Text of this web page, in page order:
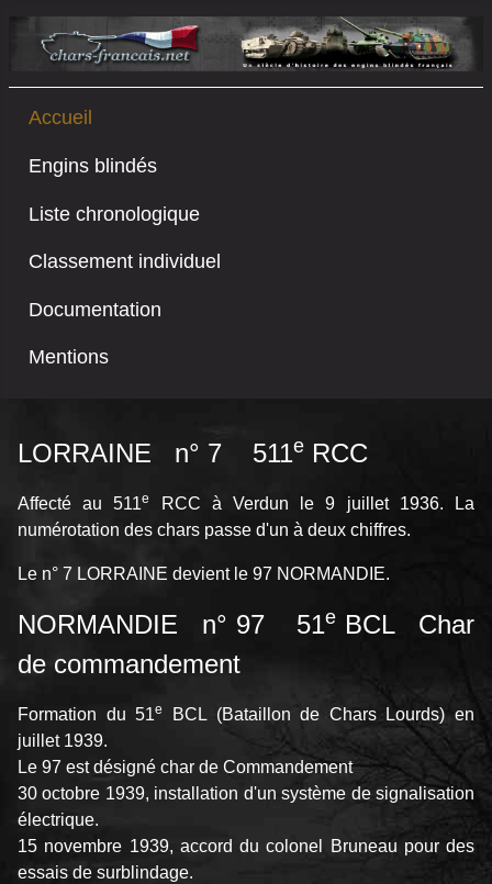
Accueil
Engins blindés
Liste chronologique
Classement individuel
Documentation
Mentions
LORRAINE n° 7 511e RCC
Affecté au 511e
RCC à Verdun le 9 juillet 1936. La
numérotation des chars passe d'un à deux chiffres.
Le n° 7 LORRAINE devient le 97 NORMANDIE.
NORMANDIE n° 97 51e BCL Char
de commandement
Formation du 51e
BCL (Bataillon de Chars Lourds) en
juillet 1939.
Le 97 est désigné char de Commandement
30 octobre 1939, installation d'un système de signalisation
électrique.
15 novembre 1939, accord du colonel Bruneau pour des
essais de surblindage.